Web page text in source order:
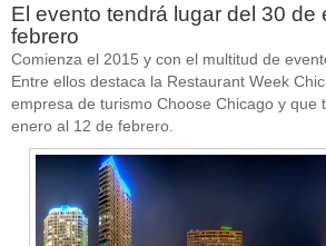
El evento tendrá lugar del 30 de
febrero
Comienza el 2015 y con el multitud de
Entre ellos destaca la Restaurant Week
empresa de turismo Choose Chicago y que
enero al 12 de febrero.